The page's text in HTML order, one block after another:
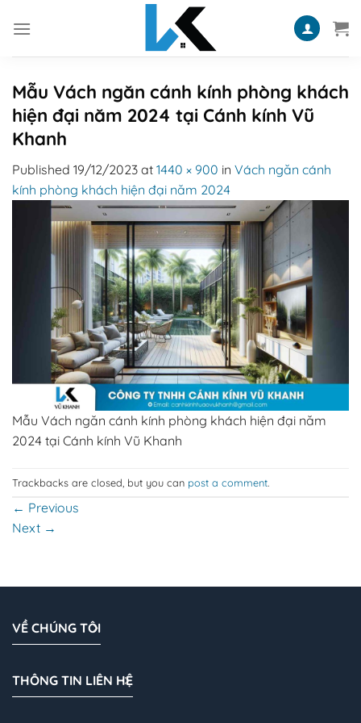
Mẫu Vách ngăn cánh kính phòng khách
hiện đại năm 2024 tại Cánh kính Vũ
Khanh
Published 19/12/2023 at 1440 × 900 in Vách ngăn cánh
kính phòng khách hiện đại năm 2024
Mẫu Vách ngăn cánh kính phòng khách hiện đại năm
2024 tại Cánh kính Vũ Khanh
Trackbacks are closed, but you can post a comment.
← Previous
Next →
VỀ CHÚNG TÔI
THÔNG TIN LIÊN HỆ